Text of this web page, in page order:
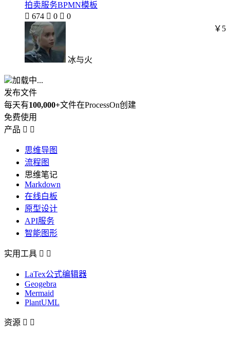
拍卖服务BPMN模板
 674  0  0
冰与火
￥5
加载中...
发布文件
每天有100,000+文件在ProcessOn创建
免费使用
产品  
思维导图
流程图
思维笔记
Markdown
在线白板
原型设计
API服务
智能图形
实用工具  
LaTex公式编辑器
Geogebra
Mermaid
PlantUML
资源  